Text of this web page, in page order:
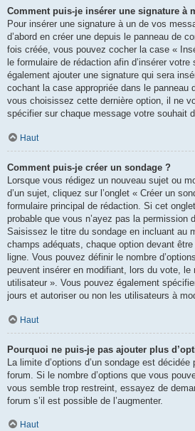
Comment puis-je insérer une signature à
Pour insérer une signature à un de vos
d’abord en créer une depuis le panneau de
fois créée, vous pouvez cocher la case «
le formulaire de rédaction afin d’insérer
également ajouter une signature qui sera
cochant la case appropriée dans le panneau
vous choisissez cette dernière option, il ne
spécifier sur chaque message votre souhait
Haut
Comment puis-je créer un sondage ?
Lorsque vous rédigez un nouveau sujet ou
d’un sujet, cliquez sur l’onglet « Créer un
formulaire principal de rédaction. Si cet
probable que vous n’ayez pas la permission
Saisissez le titre du sondage en incluant au
champs adéquats, chaque option devant
ligne. Vous pouvez définir le nombre
peuvent insérer en modifiant, lors du vote, le
utilisateur ». Vous pouvez également
jours et autoriser ou non les utilisateurs à
Haut
Pourquoi ne puis-je pas ajouter plus
La limite d’options d’un sondage est
forum. Si le nombre d’options que vous
vous semble trop restreint, essayez de
forum s’il est possible de l’augmenter.
Haut